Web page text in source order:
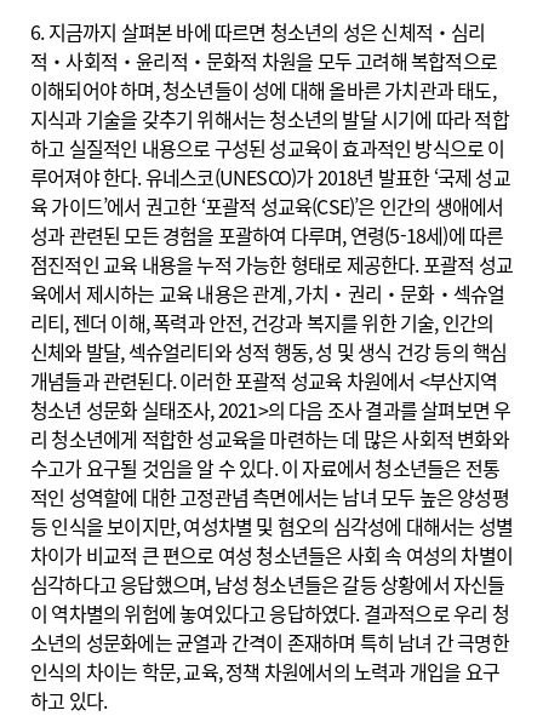
6. 지금까지 살펴본 바에 따르면 청소년의 성은 신체적‧심리
적‧사회적‧윤리적‧문화적 차원을 모두 고려해 복합적으로
이해되어야 하며, 청소년들이 성에 대해 올바른 가치관과 태도,
지식과 기술을 갖추기 위해서는 청소년의 발달 시기에 따라 적합
하고 실질적인 내용으로 구성된 성교육이 효과적인 방식으로 이
루어져야 한다. 유네스코(UNESCO)가 2018년 발표한 ‘국제 성교
육 가이드’에서 권고한 ‘포괄적 성교육(CSE)’은 인간의 생애에서
성과 관련된 모든 경험을 포괄하여 다루며, 연령(5-18세)에 따른
점진적인 교육 내용을 누적 가능한 형태로 제공한다. 포괄적 성교
육에서 제시하는 교육 내용은 관계, 가치‧권리‧문화‧섹슈얼
리티, 젠더 이해, 폭력과 안전, 건강과 복지를 위한 기술, 인간의
신체와 발달, 섹슈얼리티와 성적 행동, 성 및 생식 건강 등의 핵심
개념들과 관련된다. 이러한 포괄적 성교육 차원에서 <부산지역
청소년 성문화 실태조사, 2021>의 다음 조사 결과를 살펴보면 우
리 청소년에게 적합한 성교육을 마련하는 데 많은 사회적 변화와
수고가 요구될 것임을 알 수 있다. 이 자료에서 청소년들은 전통
적인 성역할에 대한 고정관념 측면에서는 남녀 모두 높은 양성평
등 인식을 보이지만, 여성차별 및 혐오의 심각성에 대해서는 성별
차이가 비교적 큰 편으로 여성 청소년들은 사회 속 여성의 차별이
심각하다고 응답했으며, 남성 청소년들은 갈등 상황에서 자신들
이 역차별의 위험에 놓여있다고 응답하였다. 결과적으로 우리 청
소년의 성문화에는 균열과 간격이 존재하며 특히 남녀 간 극명한
인식의 차이는 학문, 교육, 정책 차원에서의 노력과 개입을 요구
하고 있다.